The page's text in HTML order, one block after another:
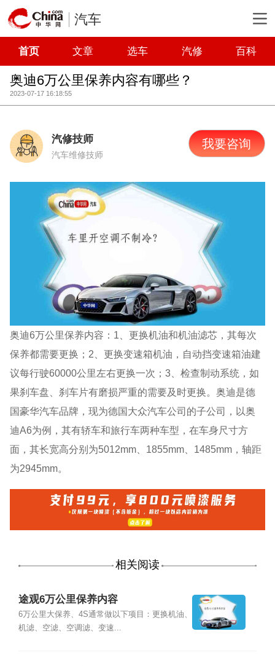
汽车
首页 文章 选车 汽修 百科
奥迪6万公里保养内容有哪些？
2023-07-17 16:18:55
汽修技师
汽车维修技师
我要咨询
奥迪6万公里保养内容：1、更换机油和机油滤芯，其每次
保养都需要更换；2、更换变速箱机油，自动挡变速箱油建
议每行驶60000公里左右更换一次；3、检查制动系统，如
果刹车盘、刹车片有磨损严重的需要及时更换。奥迪是德
国豪华汽车品牌，现为德国大众汽车公司的子公司，以奥
迪A6为例，其有轿车和旅行车两种车型，在车身尺寸方
面，其长宽高分别为5012mm、1855mm、1485mm，轴距
为2945mm。
相关阅读
途观6万公里保养内容
6万公里大保养、4S通常做以下项目：更换机油、
机滤、空滤、空调滤、变速...